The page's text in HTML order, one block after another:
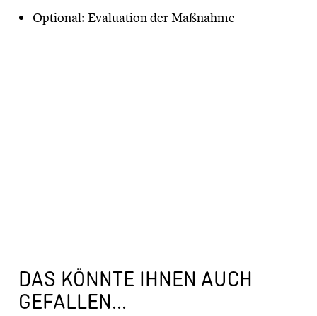
Optional: Evaluation der Maßnahme
DAS KÖNNTE IHNEN AUCH
GEFALLEN...